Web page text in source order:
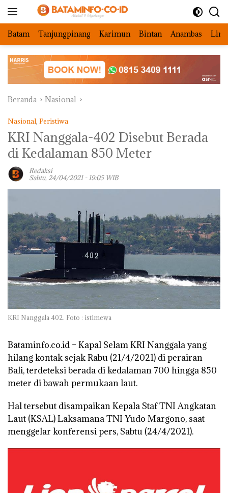
Batam Tanjungpinang Karimun Bintan Anambas
Beranda Nasional
Nasional, Peristiwa
KRI Nanggala-402 Disebut Berada
di Kedalaman 850 Meter
Redaksi
Sabtu, 24/04/2021 - 19:05 WIB
KRI Nanggala 402. Foto : istimewa
Bataminfo.co.id – Kapal Selam KRI Nanggala yang
hilang kontak sejak Rabu (21/4/2021) di perairan
Bali, terdeteksi berada di kedalaman 700 hingga 850
meter di bawah permukaan laut.
Hal tersebut disampaikan Kepala Staf TNI Angkatan
Laut (KSAL) Laksamana TNI Yudo Margono, saat
menggelar konferensi pers, Sabtu (24/4/2021).